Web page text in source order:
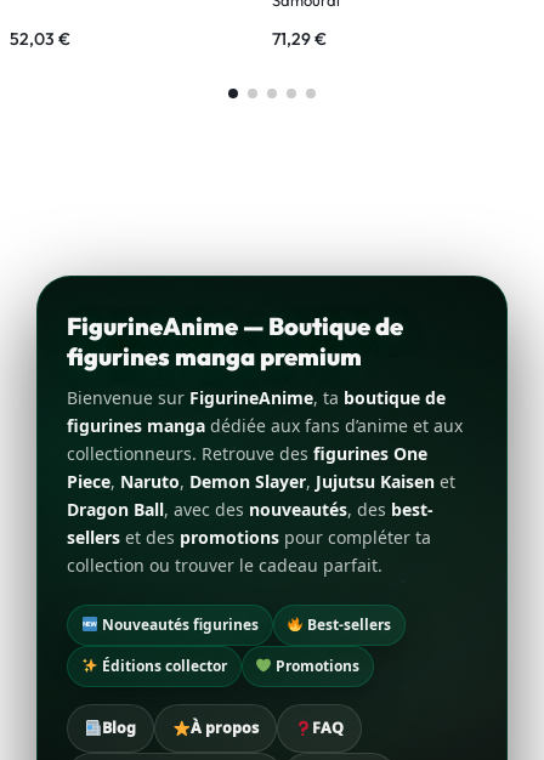
52,03 € 71,29€
FigurineAnime — Boutique de
figurines manga premium
Bienvenue sur FigurineAnime, ta boutique de
figurines manga dédiée aux fans d’anime et aux
collectionneurs. Retrouve des figurines One
Piece, Naruto, Demon Slayer, Jujutsu Kaisen et
Dragon Ball, avec des nouveautés, des best-
sellers et des promotions pour compléter ta
collection ou trouver le cadeau parfait.
Nouveautés figurines
Best-sellers
Éditions collector
Promotions
Blog À propos FAQ